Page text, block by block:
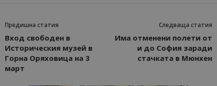
Предишна статия
Вход свободен в
Историческия музей в
Горна Оряховица на 3
март
Следваща статия
Има отменени полети от
и до София заради
стачката в Мюнхен